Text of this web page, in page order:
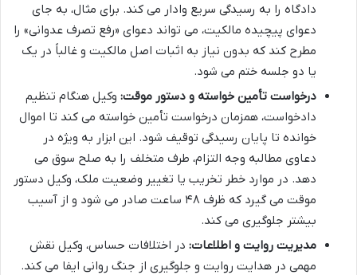
دادگاه را به رسیدگی سریع وادار می کند. برای مثال، به جای
دعوای پیچیده مالکیت، می تواند دعوای «رفع تصرف عدوانی» را
مطرح کند که بدون نیاز به اثبات اصل مالکیت و غالباً در یک
یا دو جلسه ختم می شود.
درخواست تأمین خواسته و دستور موقت: وکیل هنگام تنظیم
دادخواست، همزمان درخواست تأمین خواسته می کند تا اموال
خوانده تا پایان رسیدگی توقیف شود. این ابزار به ویژه در
دعاوی مطالبه وجه التزام، طرف متخلف را به صلح سوق می
دهد. در موارد خطر تخریب یا تغییر وضعیت ملک، وکیل دستور
موقت می گیرد که ظرف ۴۸ ساعت صادر می شود و از آسیب
بیشتر جلوگیری می کند.
مدیریت روایت و اطلاعات: در اختلافات حساس، وکیل نقش
مهمی در هدایت روایت و جلوگیری از جنگ روانی ایفا می کند.